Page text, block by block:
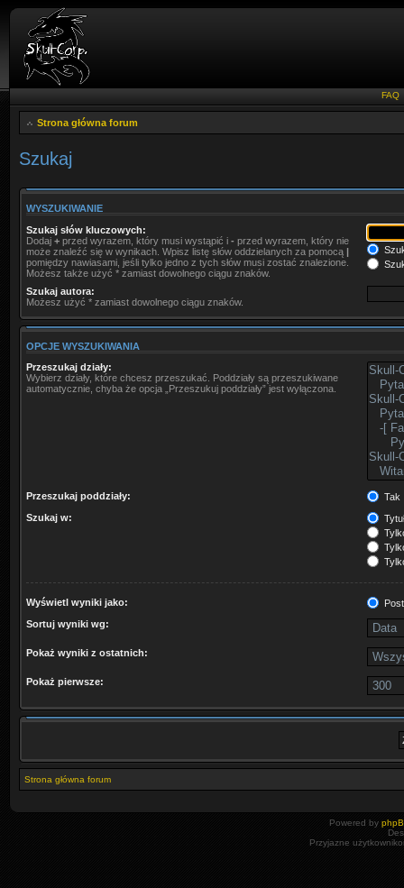
FAQ
Strona główna forum
Szukaj
WYSZUKIWANIE
Szukaj słów kluczowych:
Dodaj + przed wyrazem, który musi wystąpić i - przed wyrazem, który nie
może znaleźć się w wynikach. Wpisz listę słów oddzielanych za pomocą |
pomiędzy nawiasami, jeśli tylko jedno z tych słów musi zostać znalezione.
Możesz także użyć * zamiast dowolnego ciągu znaków.
Szukaj autora:
Możesz użyć * zamiast dowolnego ciągu znaków.
OPCJE WYSZUKIWANIA
Przeszukaj działy:
Wybierz działy, które chcesz przeszukać. Poddziały są przeszukiwane
automatycznie, chyba że opcja „Przeszukuj poddziały” jest wyłączona.
Przeszukaj poddziały:
Tak
Szukaj w:
Wyświetl wyniki jako:
Sortuj wyniki wg:
Pokaż wyniki z ostatnich:
Pokaż pierwsze:
Strona główna forum
Powered by
Przyjazne